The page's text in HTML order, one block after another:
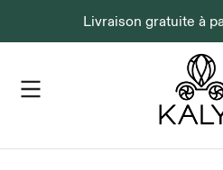
Livraison gratuite à